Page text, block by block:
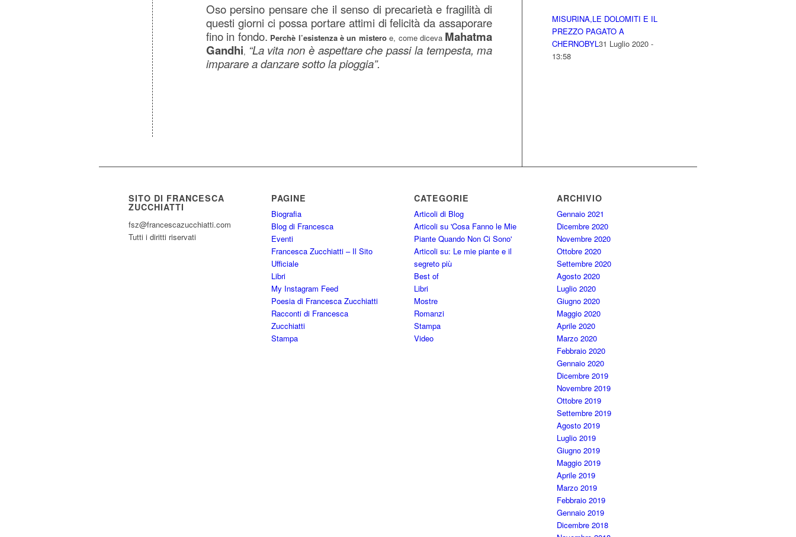
Oso persino pensare che il senso di precarietà e fragilità di
questi giorni ci possa portare attimi di felicità da assaporare
fino in fondo. Perchè l’esistenza è un misteroe, come diceva Mahatma
Gandhi, “La vita non è aspettare che passi la tempesta, ma
imparare a danzare sotto la pioggia”.
MISURINA,LE DOLOMITI E IL
PREZZO PAGATO A
CHERNOBYL31 Luglio 2020 -
13:58
SITO DI FRANCESCA
ZUCCHIATTI
fsz@francescazucchiatti.com
Tutti i diritti riservati
PAGINE
Biografia
Blog di Francesca
Eventi
Francesca Zucchiatti – Il Sito
Ufficiale
Libri
My Instagram Feed
Poesia di Francesca Zucchiatti
Racconti di Francesca
Zucchiatti
Stampa
CATEGORIE
Articoli di Blog
Articoli su 'Cosa Fanno le Mie
Piante Quando Non Ci Sono'
Articoli su: Le mie piante e il
segreto più
Best of
Libri
Mostre
Romanzi
Stampa
Video
ARCHIVIO
Gennaio 2021
Dicembre 2020
Novembre 2020
Ottobre 2020
Settembre 2020
Agosto 2020
Luglio 2020
Giugno 2020
Maggio 2020
Aprile 2020
Marzo 2020
Febbraio 2020
Gennaio 2020
Dicembre 2019
Novembre 2019
Ottobre 2019
Settembre 2019
Agosto 2019
Luglio 2019
Giugno 2019
Maggio 2019
Aprile 2019
Marzo 2019
Febbraio 2019
Gennaio 2019
Dicembre 2018